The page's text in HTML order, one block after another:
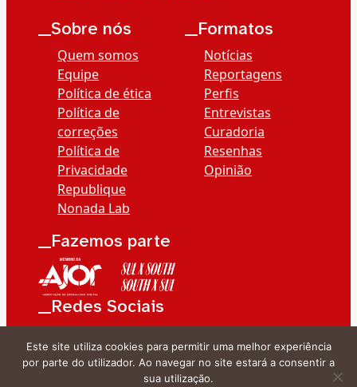
__Sobre nós
Quem somos
Equipe
Política de ética
Política de
correções
Política de
Privacidade
Republique
Nonada Lab
__Formatos
Notícias
Reportagens
Perfis
Entrevistas
Curadoria
Resenhas
Opinião
__Fazemos parte
__Redes Sociais
Este site utiliza cookies para permitir uma melhor experiência
por parte do utilizador. Ao navegar no site estará a consentir a
sua utilização.